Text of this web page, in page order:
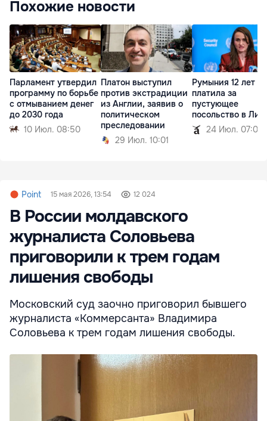
Похожие новости
Парламент утвердил
программу по борьбе
с отмыванием денег
до 2030 года
10 Июл. 08:50
Платон выступил
против экстрадиции
из Англии, заявив о
политическом
преследовании
29 Июл. 10:01
Румыния 12 лет
платила за
пустующее
посольство в
24 Июл. 07:09
Point 15 мая 2026, 13:54 12 024
В России молдавского
журналиста Соловьева
приговорили к трем годам
лишения свободы
Московский суд заочно приговорил бывшего
журналиста «Коммерсанта» Владимира
Соловьева к трем годам лишения свободы.